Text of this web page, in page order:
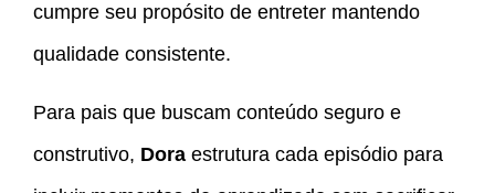
cumpre seu propósito de entreter mantendo
qualidade consistente.
Para pais que buscam conteúdo seguro e
construtivo, Dora estrutura cada episódio para